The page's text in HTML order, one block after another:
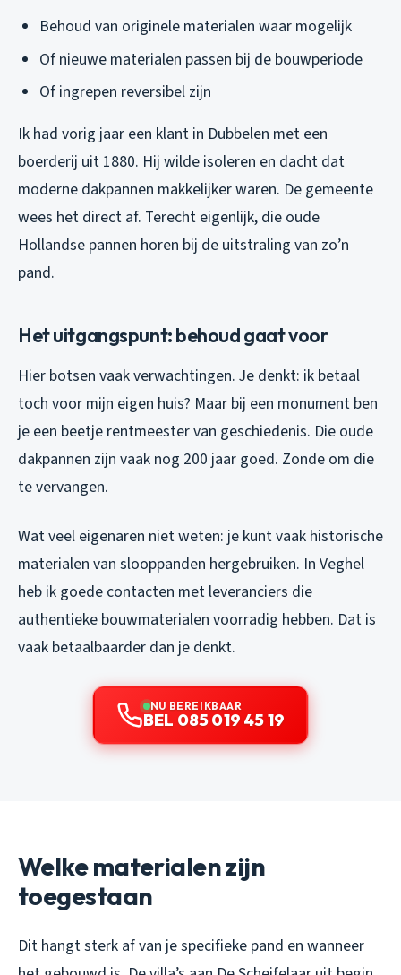
Behoud van originele materialen waar mogelijk
Of nieuwe materialen passen bij de bouwperiode
Of ingrepen reversibel zijn
Ik had vorig jaar een klant in Dubbelen met een
boerderij uit 1880. Hij wilde isoleren en dacht dat
moderne dakpannen makkelijker waren. De gemeente
wees het direct af. Terecht eigenlijk, die oude
Hollandse pannen horen bij de uitstraling van zo’n
pand.
Het uitgangspunt: behoud gaat voor
Hier botsen vaak verwachtingen. Je denkt: ik betaal
toch voor mijn eigen huis? Maar bij een monument ben
je een beetje rentmeester van geschiedenis. Die oude
dakpannen zijn vaak nog 200 jaar goed. Zonde om die
te vervangen.
Wat veel eigenaren niet weten: je kunt vaak historische
materialen van slooppanden hergebruiken. In Veghel
heb ik goede contacten met leveranciers die
authentieke bouwmaterialen voorradig hebben. Dat is
vaak betaalbaarder dan je denkt.
NU BEREIKBAAR
BEL 085 019 45 19
Welke materialen zijn
toegestaan
Dit hangt sterk af van je specifieke pand en wanneer